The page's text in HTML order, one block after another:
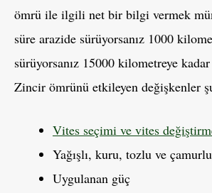
ömrü ile ilgili net bir bilgi vermek
süre arazide sürüyorsanız 1000
sürüyorsanız 15000 kilometreye
Zincir ömrünü etkileyen değişkenler
Vites seçimi ve vites
Yağışlı, kuru, tozlu ve
Uygulanan güç